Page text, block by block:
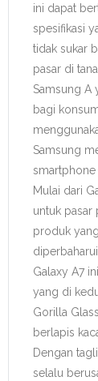
ini dapat
spesifikasi
tidak sukar
pasar di
Samsung A
bagi
Samsung
smartphone
Mulai dari
untuk
produk
Galaxy A7
yang di
Gorilla
berlapis
Dengan
selalu